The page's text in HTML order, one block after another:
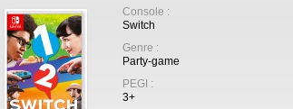
Console :
Switch
Genre :
Party-game
PEGI :
3+